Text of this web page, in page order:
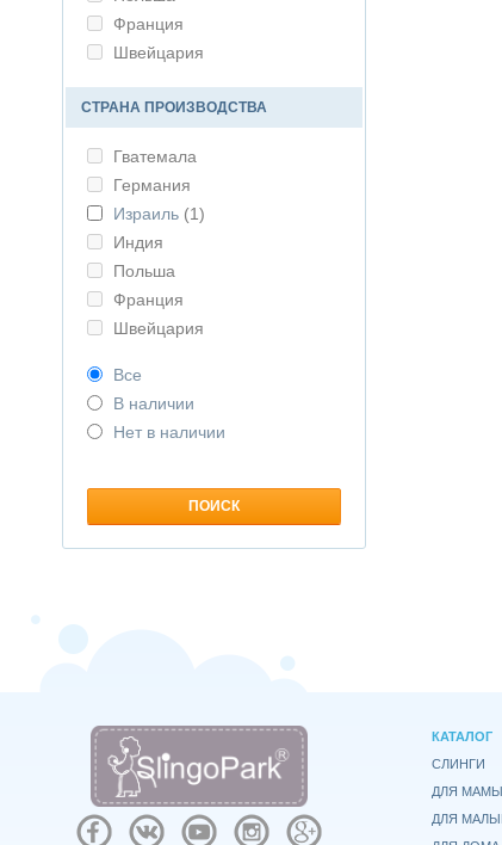
Франция
Швейцария
СТРАНА ПРОИЗВОДСТВА
Гватемала
Германия
Израиль (1)
Индия
Польша
Франция
Швейцария
Все
В наличии
Нет в наличии
КАТАЛОГ
СЛИНГИ
ДЛЯ МАМЫ
ДЛЯ